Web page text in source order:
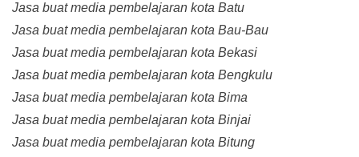
Jasa buat media pembelajaran kota Batu
Jasa buat media pembelajaran kota Bau-Bau
Jasa buat media pembelajaran kota Bekasi
Jasa buat media pembelajaran kota Bengkulu
Jasa buat media pembelajaran kota Bima
Jasa buat media pembelajaran kota Binjai
Jasa buat media pembelajaran kota Bitung